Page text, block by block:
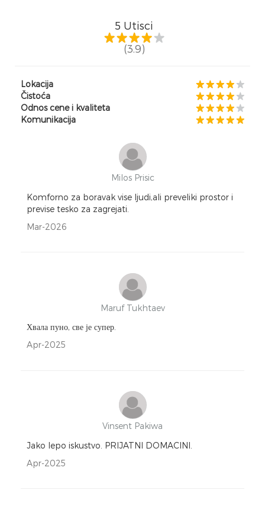
5 Utisci
(3.9)
Lokacija
Čistoća
Odnos cene i kvaliteta
Komunikacija
Milos Prisic
Komforno za boravak vise ljudi,ali preveliki prostor i
previse tesko za zagrejati.
Mar-2026
Maruf Tukhtaev
Хвала пуно, све је супер.
Apr-2025
Vinsent Pakiwa
Jako lepo iskustvo. PRIJATNI DOMACINI.
Apr-2025